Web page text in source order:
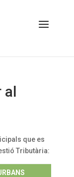
al
que es
Tributària: